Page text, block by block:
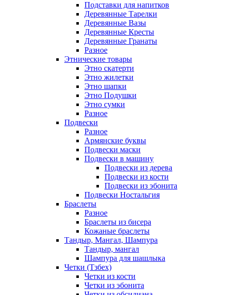
Подставки для напитков
Деревянные Тарелки
Деревянные Вазы
Деревянные Кресты
Деревянные Гранаты
Разное
Этнические товары
Этно скатерти
Этно жилетки
Этно шапки
Этно Подушки
Этно сумки
Разное
Подвески
Разное
Армянские буквы
Подвески маски
Подвески в машину
Подвески из дерева
Подвески из кости
Подвески из эбонита
Подвески Ностальгия
Браслеты
Разное
Браслеты из бисера
Кожаные браслеты
Тандыр, Мангал, Шампура
Тандыр, мангал
Шампура для шашлыка
Четки (Тзбех)
Четки из кости
Четки из эбонита